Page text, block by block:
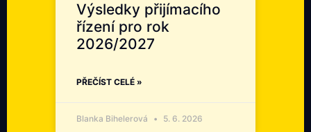
Výsledky přijímacího
řízení pro rok
2026/2027
PŘEČÍST CELÉ »
Blanka Bihelerová 5. 6. 2026